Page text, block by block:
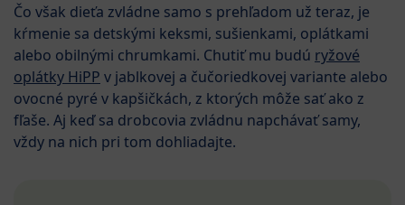
Čo však dieťa zvládne samo s prehľadom už teraz, je
kŕmenie sa detskými keksmi, sušienkami, oplátkami
alebo obilnými chrumkami. Chutiť mu budú ryžové
oplátky HiPP v jablkovej a čučoriedkovej variante alebo
ovocné pyré v kapšičkách, z ktorých môže sať ako z
fľaše. Aj keď sa drobcovia zvládnu napchávať samy,
vždy na nich pri tom dohliadajte.